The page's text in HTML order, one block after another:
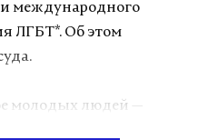
международного
ЛГБТ*. Об этом
молодых людей —